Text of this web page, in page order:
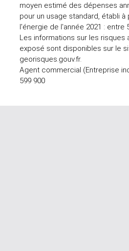
moyen estimé des dépenses
pour un usage standard, établi à
l'énergie de l'année 2021 : entre
Les informations sur les risques
exposé sont disponibles sur le
georisques.gouv.fr.
Agent commercial (Entreprise
599 900